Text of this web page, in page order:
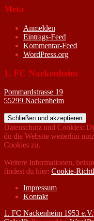
Meta
Anmelden
Eintrags-Feed
Kommentar-Feed
WordPress.org
1. FC Nackenheim
Pommardstrasse 19
55299 Nackenheim
Datenschutz und Cookies:
du die Website weiterhin
Cookies zu.
Weitere Informationen,
findest du hier: Cookie-
Impressum
Kontakt
1. FC Nackenheim 1953 e.V.